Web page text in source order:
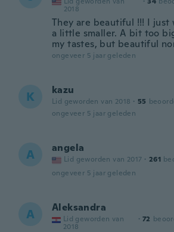
2018
They are beautiful !!! I just
a little smaller. A bit too
my tastes, but beautiful
ongeveer 5 jaar geleden
K kazu
Lid geworden van 2018 · 55
ongeveer 5 jaar geleden
A angela
Lid geworden van 2017 · 261
ongeveer 5 jaar geleden
A Aleksandra
Lid geworden van
2018
· 72